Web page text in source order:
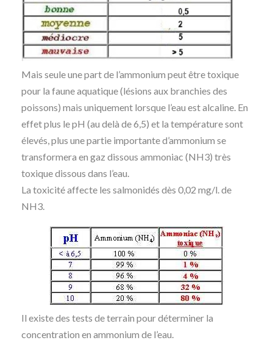
Mais seule une part de l’ammonium peut être toxique
pour la faune aquatique (lésions aux branchies des
poissons) mais uniquement lorsque l’eau est alcaline. En
effet plus le pH (au delà de 6,5) et la température sont
élevés, plus une partie importante d’ammonium se
transformera en gaz dissous ammoniac (NH3) très
toxique dissous dans l’eau.
La toxicité affecte les salmonidés dès 0,02 mg/l. de
NH3.
Il existe des tests de terrain pour déterminer la
concentration en ammonium de l’eau.